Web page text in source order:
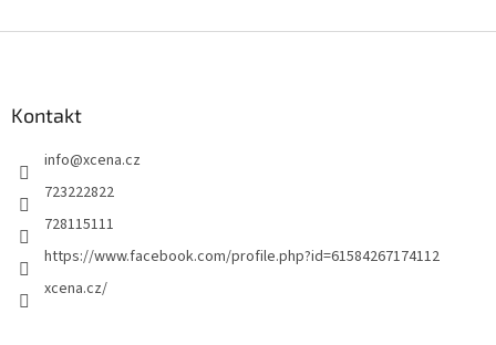
Kontakt
info@xcena.cz
723222822
728115111
https://www.facebook.com/profile.php?id=61584267174112
xcena.cz/